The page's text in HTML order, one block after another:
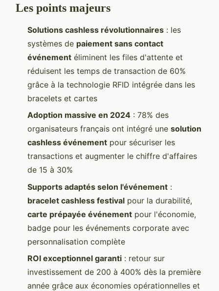
Les points majeurs
Solutions cashless révolutionnaires : les
systèmes de paiement sans contact
événement éliminent les files d'attente et
réduisent les temps de transaction de 60%
grâce à la technologie RFID intégrée dans les
bracelets et cartes
Adoption massive en 2024 : 78% des
organisateurs français ont intégré une solution
cashless événement pour sécuriser les
transactions et augmenter le chiffre d'affaires
de 15 à 30%
Supports adaptés selon l'événement :
bracelet cashless festival pour la durabilité,
carte prépayée événement pour l'économie,
badge pour les événements corporate avec
personnalisation complète
ROI exceptionnel garanti : retour sur
investissement de 200 à 400% dès la première
année grâce aux économies opérationnelles et